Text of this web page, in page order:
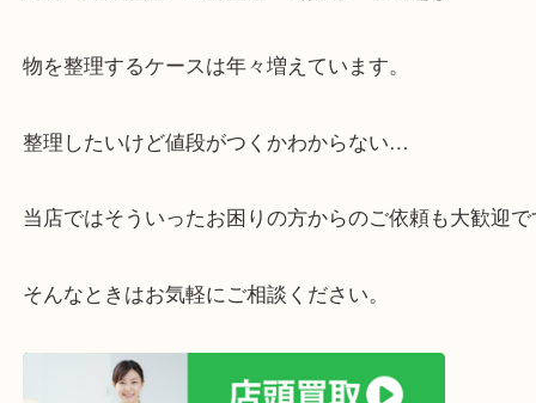
・ご相談はお気軽に
終活・遺品整理・生前整理・断捨離・引っ越し